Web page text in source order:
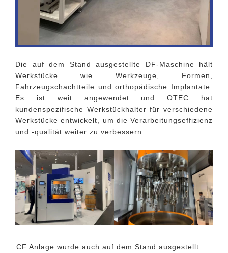
Die auf dem Stand ausgestellte DF-Maschine hält
Werkstücke wie Werkzeuge, Formen,
Fahrzeugschachtteile und orthopädische Implantate.
Es ist weit angewendet und OTEC hat
kundenspezifische Werkstückhalter für verschiedene
Werkstücke entwickelt, um die Verarbeitungseffizienz
und -qualität weiter zu verbessern.
CF Anlage wurde auch auf dem Stand ausgestellt.